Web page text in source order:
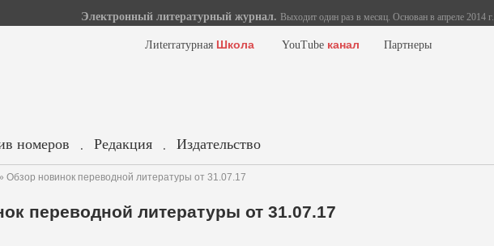
Электронный литературный журнал. Выходит один раз в месяц. Основан в апреле 2014 г.
Лиterraтурная Школа YouTube канал Партнеры
номеров . Редакция . Издательство
Обзор новинок переводной литературы от 31.07.17
переводной литературы от 31.07.17